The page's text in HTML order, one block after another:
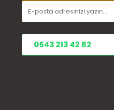
0543 213 42 82